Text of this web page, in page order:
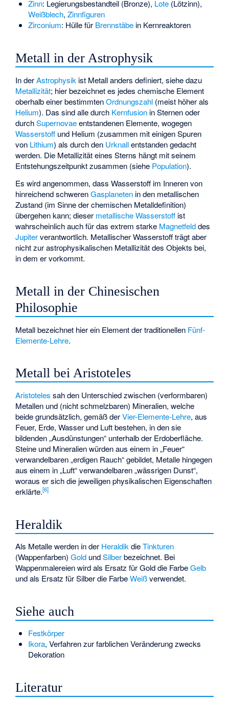
Zinn: Legierungsbestandteil (Bronze), Lote(Lötzinn),
Weißblech, Zinnfiguren
Zirconium: Hülle für Brennstäbein Kernreaktoren
Metall in der Astrophysik
In derAstrophysik ist Metall anders definiert, siehe dazu
Metallizität; hier bezeichnet es jedes chemische Element
oberhalb einer bestimmtenOrdnungszahl (meist höher als
Helium). Das sind alle durch Kernfusion in Sternen oder
durchSupernovaeentstandenen Elemente, wogegen
Wasserstoff und Helium (zusammen mit einigen Spuren
von Lithium) als durch den Urknallentstanden gedacht
werden. Die Metallizität eines Sterns hängt mit seinem
Entstehungszeitpunkt zusammen (siehe Population).
Es wird angenommen, dass Wasserstoff im Inneren von
hinreichend schwerenGasplaneten in den metallischen
Zustand (im Sinne der chemischen Metalldefinition)
übergehen kann; dieser metallische Wasserstoff ist
wahrscheinlich auch für das extrem starke Magnetfelddes
Jupiterverantwortlich. Metallischer Wasserstoff trägt aber
nicht zur astrophysikalischen Metallizität des Objekts bei,
in dem er vorkommt.
Metall in der Chinesischen
Philosophie
Metall bezeichnet hier ein Element der traditionellen Fünf-
Elemente-Lehre.
Metall bei Aristoteles
Aristoteles sah den Unterschied zwischen (verformbaren)
Metallen und (nicht schmelzbaren) Mineralien, welche
beide grundsätzlich, gemäß derVier-Elemente-Lehre, aus
Feuer, Erde, Wasser und Luft bestehen, in den sie
bildenden „Ausdünstungen“ unterhalb der Erdoberfläche.
Steine und Mineralien würden aus einem in „Feuer“
verwandelbaren „erdigen Rauch“ gebildet, Metalle hingegen
aus einem in „Luft“ verwandelbaren „wässrigen Dunst“,
woraus er sich die jeweiligen physikalischen Eigenschaften
erklärte.[6]
Heraldik
Als Metalle werden in der HeraldikdieTinkturen
(Wappenfarben)Gold undSilberbezeichnet. Bei
Wappenmalereien wird als Ersatz für Gold die FarbeGelb
und als Ersatz für Silber die FarbeWeißverwendet.
Siehe auch
Festkörper
Ikora, Verfahren zur farblichen Veränderung zwecks
Dekoration
Literatur